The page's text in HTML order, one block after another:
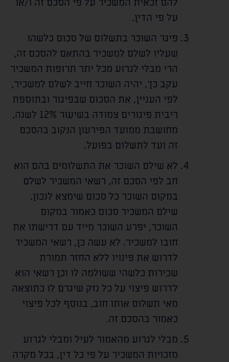
על פי הדין.
פיגר השוכר בתשלום של סכום כלשהו
שעליו לשלם למשכיר בהתאם להסכם זה,
הרי מבלי לגרוע מכל יתר תרופות המשכיר
עקב כך, יהיה השוכר חייב לשלם למשכיר,
לפי העניין, את הסכום שבפיגור ובתוספת
ריבית פיגורים צמודה בשיעור 12% לשנה,
מחושבת ממועד הפירעון הנקוב בהסכם
זה ועד לתשלום בפועל.
לא שילם השוכר את התשלומים בהם הוא
חב לפי הסכם זה, רשאי המשכיר לשלם
במקום השוכר כל סכום שימצא לנכון.
שילם המשכיר סכום כאמור במקום
השוכר, יפרע השוכר מייד עם דרישתו את
חובו למשכיר. לא עשה כן, רשאי המשכיר
לדרוש את פינויו ללא החזר תמורת
שכירות כלשהי ששולמה לו וכן רשאי הוא
לדרוש פיצוי על כל נזק שיגרם לו כתוצאה
מאי תשלום אותו חוב, בנוסף לכל פיצוי
כאמור בהסכם זה.
מבלי לגרוע מהאמור לעיל ומבלי לגרוע
מזכויות המשכיר על פי כל דין, בכל מקרה